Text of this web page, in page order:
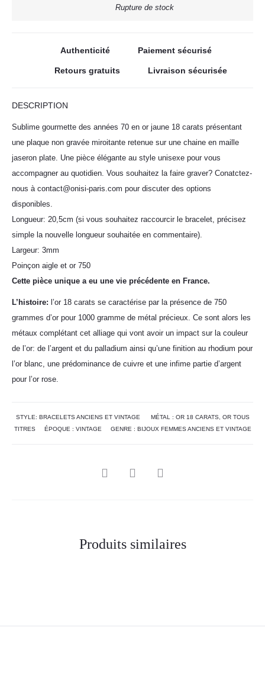
Rupture de stock
Authenticité Paiement sécurisé
Retours gratuits Livraison sécurisée
DESCRIPTION
Sublime gourmette des années 70 en or jaune 18 carats présentant
une plaque non gravée miroitante retenue sur une chaine en maille
jaseron plate. Une pièce élégante au style unisexe pour vous
accompagner au quotidien. Vous souhaitez la faire graver? Conatctez-
nous à contact@onisi-paris.com pour discuter des options
disponibles.
Longueur: 20,5cm (si vous souhaitez raccourcir le bracelet, précisez
simple la nouvelle longueur souhaitée en commentaire).
Largeur: 3mm
Poinçon aigle et or 750
Cette pièce unique a eu une vie précédente en France.
L’histoire: l’or 18 carats se caractérise par la présence de 750
grammes d’or pour 1000 gramme de métal précieux. Ce sont alors les
métaux complétant cet alliage qui vont avoir un impact sur la couleur
de l’or: de l’argent et du palladium ainsi qu’une finition au rhodium pour
l’or blanc, une prédominance de cuivre et une infime partie d’argent
pour l’or rose.
STYLE: BRACELETS ANCIENS ET VINTAGE MÉTAL : OR 18 CARATS, OR TOUS
TITRES
ÉPOQUE : VINTAGE GENRE : BIJOUX FEMMES ANCIENS ET VINTAGE
Produits similaires